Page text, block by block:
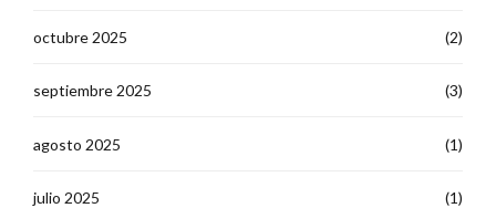
octubre 2025 (2)
septiembre 2025 (3)
agosto 2025 (1)
julio 2025 (1)